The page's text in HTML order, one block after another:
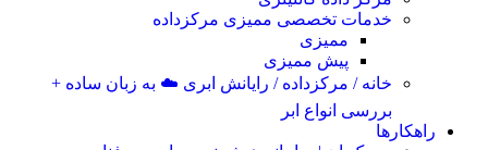
خدمات تخصصی ممیزی مرکزداده
ممیزی
پیش ممیزی
خانه / مرکزداده / رایانش ابری ☁️ به زبان ساده +
بررسی انواع ابر
راهکارها